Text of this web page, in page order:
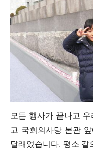
모든 행사가 끝나고
고 국회의사당 본관
달래었습니다. 평소 같